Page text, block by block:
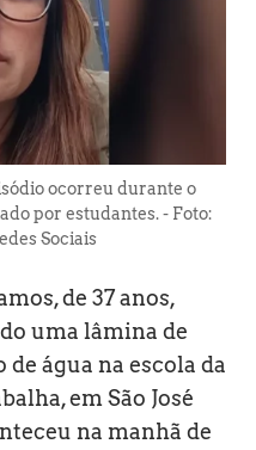
ocorreu durante o
por estudantes. - Foto:
Sociais
de 37 anos,
uma lâmina de
água na escola da
em São José
na manhã de